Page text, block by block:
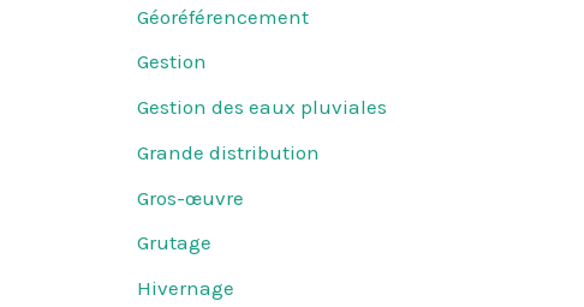
Géoréférencement
Gestion
Gestion des eaux pluviales
Grande distribution
Gros-œuvre
Grutage
Hivernage